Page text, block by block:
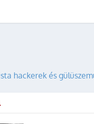
hackerek és